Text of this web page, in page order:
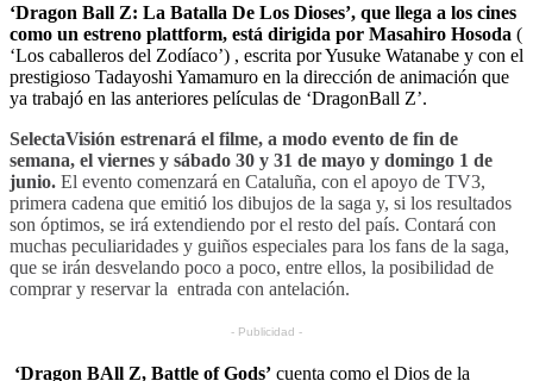
‘Dragon Ball Z: La Batalla De Los Dioses’, que llega a los cines
como un estreno plattform, está dirigida por Masahiro Hosoda (
‘Los caballeros del Zodíaco’) , escrita por Yusuke Watanabe y con el
prestigioso Tadayoshi Yamamuro en la dirección de animación que
ya trabajó en las anteriores películas de ‘DragonBall Z’.
SelectaVisión estrenará el filme, a modo evento de fin de
semana, el viernes y sábado 30 y 31 de mayo y domingo 1 de
junio. El evento comenzará en Cataluña, con el apoyo de TV3,
primera cadena que emitió los dibujos de la saga y, si los resultados
son óptimos, se irá extendiendo por el resto del país. Contará con
muchas peculiaridades y guiños especiales para los fans de la saga,
que se irán desvelando poco a poco, entre ellos, la posibilidad de
comprar y reservar la entrada con antelación.
- Publicidad -
‘Dragon BAll Z, Battle of Gods’ cuenta como el Dios de la